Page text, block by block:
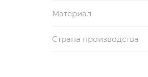
Материал
Страна производства